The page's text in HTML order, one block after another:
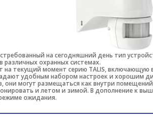
на сегодняшний день тип
различных охранных системах.
на текущий момент серию TALIS,
удобным набором настроек и хорошим
они могут размещаться как внутри
и летом и зимой. В дополнение к
ожидания.